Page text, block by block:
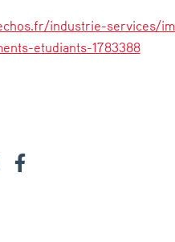
industrie-services/
etudiants-1783388